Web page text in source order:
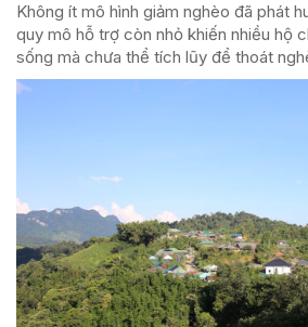
Không ít mô hình giảm nghèo đã phát
quy mô hỗ trợ còn nhỏ khiến nhiều hộ
sống mà chưa thể tích lũy để thoát